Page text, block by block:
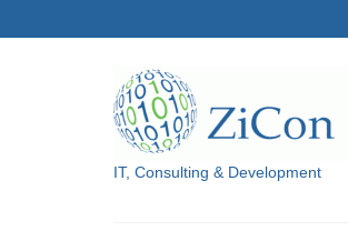
IT, Consulting & Development